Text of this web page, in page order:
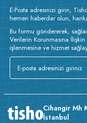
E-Posta adresinizi girin,
hemen haberdar olun,
Bu formu göndererek,
Verilerin Korunmasına
işlenmesine ve hizmet
Cihangir Mh
İstanbul